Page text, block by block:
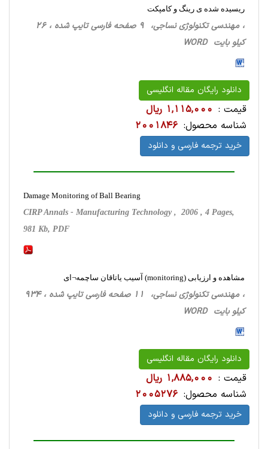
ریسیده شده ی رینگ و کامپکت
، مهندسی تکنولوژی نساجی، 9 صفحه فارسی تایپ شده ، 26
کیلو بایت WORD
دانلود رایگان مقاله انگلیسی
قیمت : 1,115,000 ریال
شناسه محصول: 2001846
خرید ترجمه فارسی و دانلود
Damage Monitoring of Ball Bearing
CIRP Annals - Manufacturing Technology , 2006 , 4 Pages,
981 Kb, PDF
مشاهده و ارزیابی (monitoring) آسیب یاتاقان ساچمه¬ای
، مهندسی تکنولوژی نساجی، 11 صفحه فارسی تایپ شده ، 934
کیلو بایت WORD
دانلود رایگان مقاله انگلیسی
قیمت : 1,885,000 ریال
شناسه محصول: 2005276
خرید ترجمه فارسی و دانلود